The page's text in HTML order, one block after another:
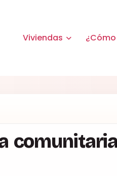
Viviendas
comunitaria